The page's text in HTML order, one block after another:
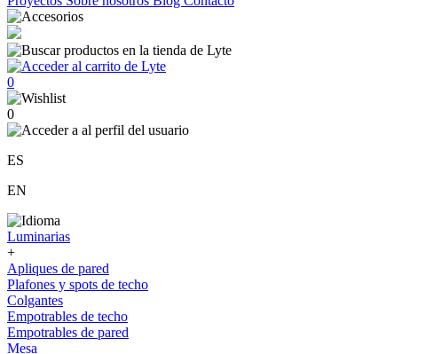
0
0
ES
EN
Luminarias
+
Apliques de pared
Plafones y spots de techo
Colgantes
Empotrables de techo
Empotrables de pared
Mesa